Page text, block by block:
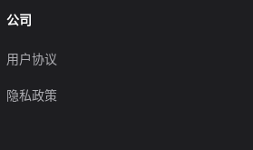
公司
用户协议
隐私政策